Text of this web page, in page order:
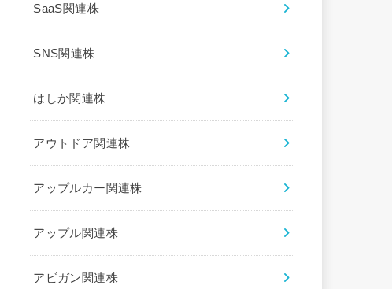
SaaS関連株
SNS関連株
はしか関連株
アウトドア関連株
アップルカー関連株
アップル関連株
アビガン関連株